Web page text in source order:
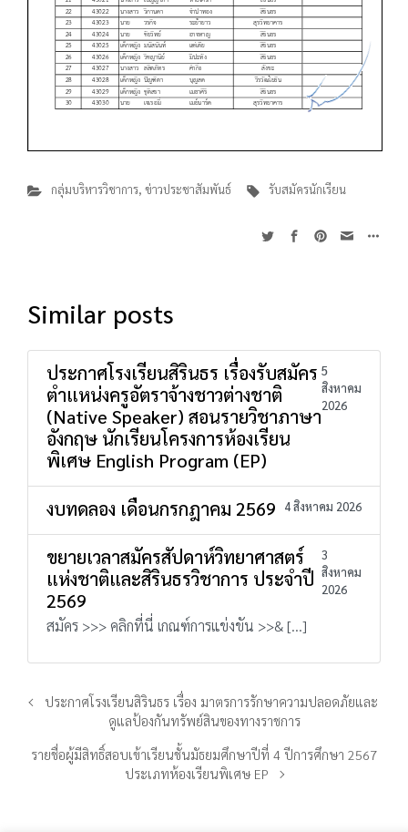
กลุ่มบริหารวิชาการ, ข่าวประชาสัมพันธ์ รับสมัครนักเรียน
Similar posts
ประกาศโรงเรียนสิรินธร เรื่องรับสมัคร
ตำแหน่งครูอัตราจ้างชาวต่างชาติ
(Native Speaker) สอนรายวิชาภาษา
อังกฤษ นักเรียนโครงการห้องเรียน
พิเศษ English Program (EP)
5
สิงหาคม
2026
งบทดลอง เดือนกรกฎาคม 2569 4 สิงหาคม 2026
ขยายเวลาสมัครสัปดาห์วิทยาศาสตร์
แห่งชาติและสิรินธรวิชาการ ประจำปี
2569
3
สิงหาคม
2026
สมัคร >>> คลิกที่นี่ เกณฑ์การแข่งขัน >>& […]
ประกาศโรงเรียนสิรินธร เรื่อง มาตรการรักษาความปลอดภัยและ
ดูแลป้องกันทรัพย์สินของทางราชการ
รายชื่อผู้มีสิทธิ์สอบเข้าเรียนชั้นมัธยมศึกษาปีที่ 4 ปีการศึกษา 2567
ประเภทห้องเรียนพิเศษ EP